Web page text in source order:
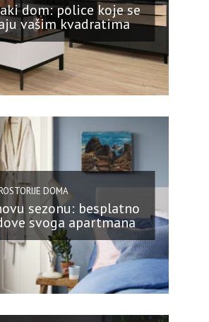
dom: police koje se
vašim kvadratima
DOMA
sezonu: besplatno
svoga apartmana